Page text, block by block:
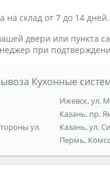
на склад от 7 до 14 дней.
двери или пункта
при
Кухонные
ул.
Ижевск, ул.
Казань, пр.
Казань, ул.
Пермь,